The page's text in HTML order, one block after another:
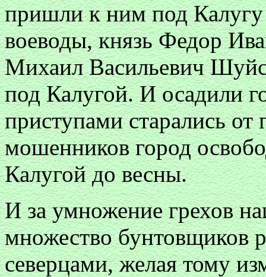
пришли к ним под Калугу
воеводы, князь Федор
Михаил Васильевич
под Калугой. И осадили
приступами старались от
мошенников город
Калугой до весны.
И за умножение грехов
множество бунтовщиков
северцами, желая тому